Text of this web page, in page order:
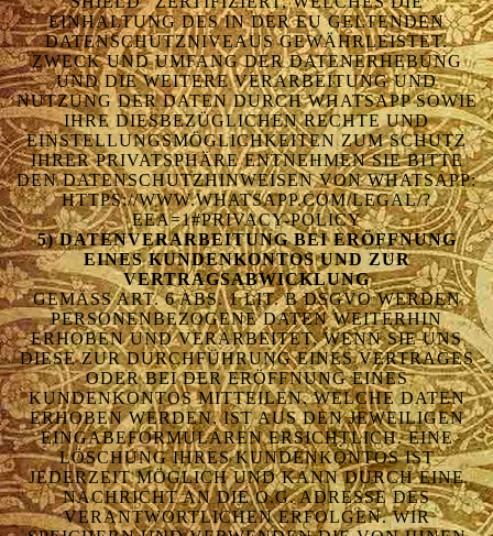
EINHALTUNG DES IN DER EU GELTENDEN
DATENSCHUTZNIVEAUS GEWÄHRLEISTET.
ZWECK UND UMFANG DER DATENERHEBUNG
UND DIE WEITERE VERARBEITUNG UND
NUTZUNG DER DATEN DURCH WHATSAPP SOWIE
IHRE DIESBEZÜGLICHEN RECHTE UND
EINSTELLUNGSMÖGLICHKEITEN ZUM SCHUTZ
IHRER PRIVATSPHÄRE ENTNEHMEN SIE BITTE
DEN DATENSCHUTZHINWEISEN VON WHATSAPP:
HTTPS://WWW.WHATSAPP.COM/LEGAL/?
EEA=1#PRIVACY-POLICY
5) DATENVERARBEITUNG BEI ERÖFFNUNG
EINES KUNDENKONTOS UND ZUR
VERTRAGSABWICKLUNG
GEMÄSS ART. 6 ABS. 1 LIT. B DSGVO WERDEN P
ERSONENBEZOGENE DATEN WEITERHIN E
RHOBEN UND VERARBEITET, WENN SIE UNS D
IESE ZUR DURCHFÜHRUNG EINES VERTRAGES O
DER BEI DER ERÖFFNUNG EINES K
UNDENKONTOS MITTEILEN. WELCHE DATEN E
RHOBEN WERDEN, IST AUS DEN JEWEILIGEN E
INGABEFORMULAREN ERSICHTLICH. EINE L
ÖSCHUNG IHRES KUNDENKONTOS IST J
EDERZEIT MÖGLICH UND KANN DURCH EINE N
ACHRICHT AN DIE O.G. ADRESSE DES V
ERANTWORTLICHEN ERFOLGEN. WIR S